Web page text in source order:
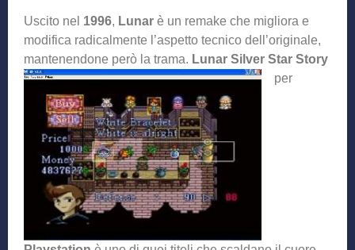
Uscito nel 1996, Lunar è un remake che migliora e
modifica radicalmente l’aspetto tecnico dell’originale,
mantenendone però la trama. Lunar Silver Star Story
per